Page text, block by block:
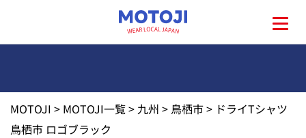
MOTOJI > MOTOJI一覧> 九州 > 鳥栖市> ドライTシャツ
鳥栖市 ロゴブラック